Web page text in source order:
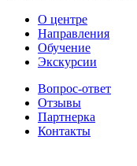
О центре
Направления
Обучение
Экскурсии
Вопрос-ответ
Отзывы
Партнерка
Контакты